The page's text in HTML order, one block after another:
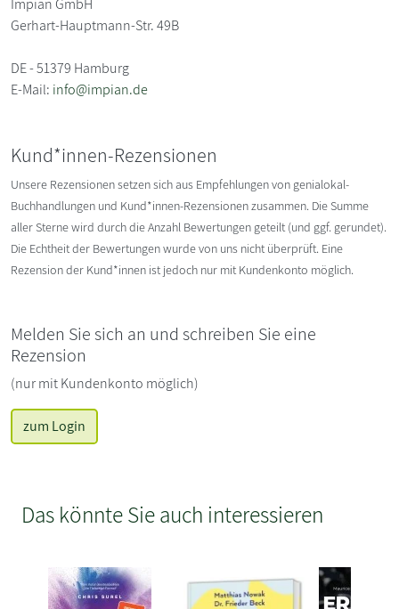
Impian GmbH
Gerhart-Hauptmann-Str. 49B
DE - 51379 Hamburg
E-Mail: info@impian.de
Kund*innen-Rezensionen
Unsere Rezensionen setzen sich aus Empfehlungen von genialokal-
Buchhandlungen und Kund*innen-Rezensionen zusammen. Die Summe
aller Sterne wird durch die Anzahl Bewertungen geteilt (und ggf. gerundet).
Die Echtheit der Bewertungen wurde von uns nicht überprüft. Eine
Rezension der Kund*innen ist jedoch nur mit Kundenkonto möglich.
Melden Sie sich an und schreiben Sie eine
Rezension
(nur mit Kundenkonto möglich)
zum Login
Das könnte Sie auch interessieren